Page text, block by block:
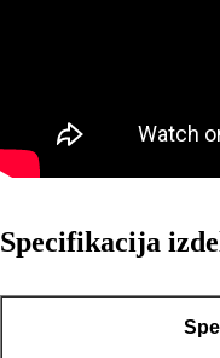
Specifikacija